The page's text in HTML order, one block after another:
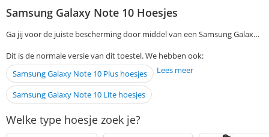
Samsung Galaxy Note 10 Hoesjes
Ga jij voor de juiste bescherming door middel van een Samsung Galaxy
vinden die bij je past, geef je je voorkeuren aan in de filtermogelijkheden
aan de linkerkant op deze pagina. Bestel je vervolgens op werkdagen
voor 13:00, dan ontvang je jouw Samsung Galaxy Note 10 hoesje de
volgende dag al in huis. Zonder verzendkosten te betalen!
Dit is de normale versie van dit toestel. We hebben ook:
Samsung Galaxy Note 10 Plus hoesjes
Samsung Galaxy Note 10 Lite hoesjes
Lees meer
Welke type hoesje zoek je?